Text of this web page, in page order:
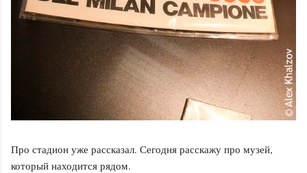
Про стадион уже рассказал. Сегодня расскажу про музей,
который находится рядом.